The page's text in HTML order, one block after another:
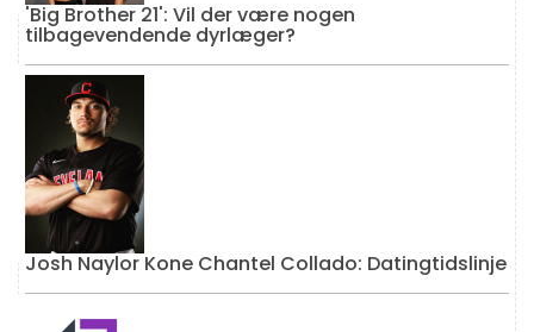
'Big Brother 21': Vil der være nogen
tilbagevendende dyrlæger?
Josh Naylor Kone Chantel Collado: Datingtidslinje